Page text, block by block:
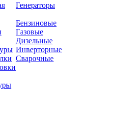
Генераторы
Бензиновые
Газовые
Дизельные
Инверторные
Сварочные